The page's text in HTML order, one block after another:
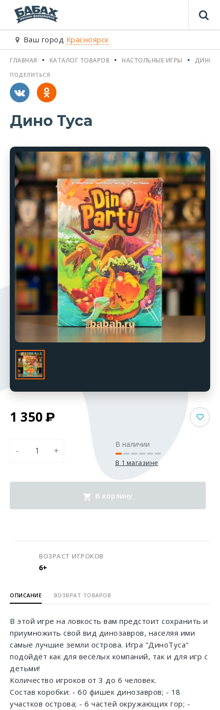
Ваш город Красноярск
ГЛАВНАЯ КАТАЛОГ ТОВАРОВ НАСТОЛЬНЫЕ ИГРЫ ДИНО
Дино Туса
ПОДЕЛИТЬСЯ
1 350
- +
В наличии
В 1 магазине
В корзину
ВОЗРАСТ ИГРОКОВ
6+
ОПИСАНИЕ ВОЗВРАТ ТОВАРОВ
В этой игре на ловкость вам предстоит сохранить и
приумножить свой вид динозавров, населяя ими
самые лучшие земли острова. Игра "ДиноТуса"
подойдёт как для весёлых компаний, так и для игр с
детьми!
Количество игроков от 3 до 6 человек.
Состав коробки: - 60 фишек динозавров; - 18
участков острова; - 6 частей окружающих гор; -